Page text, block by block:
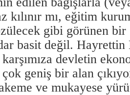
kılınır mı, eğitim
gibi görünen bir
basit değil. Hayrettin
devletin
geniş bir alan
ve mukayese